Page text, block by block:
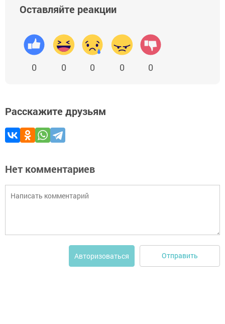
Оставляйте реакции
0 0 0 0 0
Расскажите друзьям
Нет комментариев
Авторизоваться Отправить